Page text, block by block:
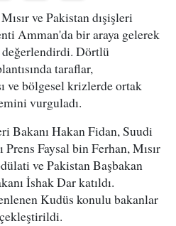
ve Pakistan dışişleri
Amman'da bir araya gelerek
Dörtlü
taraflar,
ve bölgesel krizlerde ortak
vurguladı.
Bakanı Hakan Fidan, Suudi
Faysal bin Ferhan, Mısır
ve Pakistan Başbakan
İshak Dar katıldı.
Kudüs konulu bakanlar